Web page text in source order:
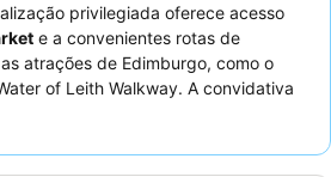
privilegiada oferece acesso
e a convenientes rotas de
atrações de Edimburgo, como o
of Leith Walkway. A convidativa
para relaxar e fazer refeições